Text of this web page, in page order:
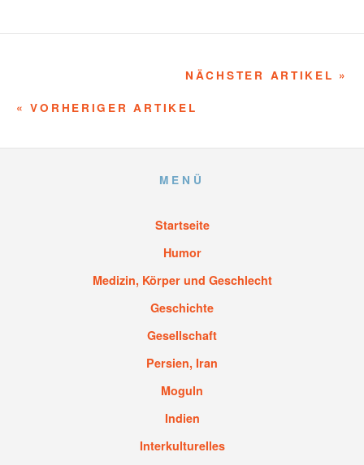
NÄCHSTER ARTIKEL »
« VORHERIGER ARTIKEL
MENÜ
Startseite
Humor
Medizin, Körper und Geschlecht
Geschichte
Gesellschaft
Persien, Iran
Moguln
Indien
Interkulturelles